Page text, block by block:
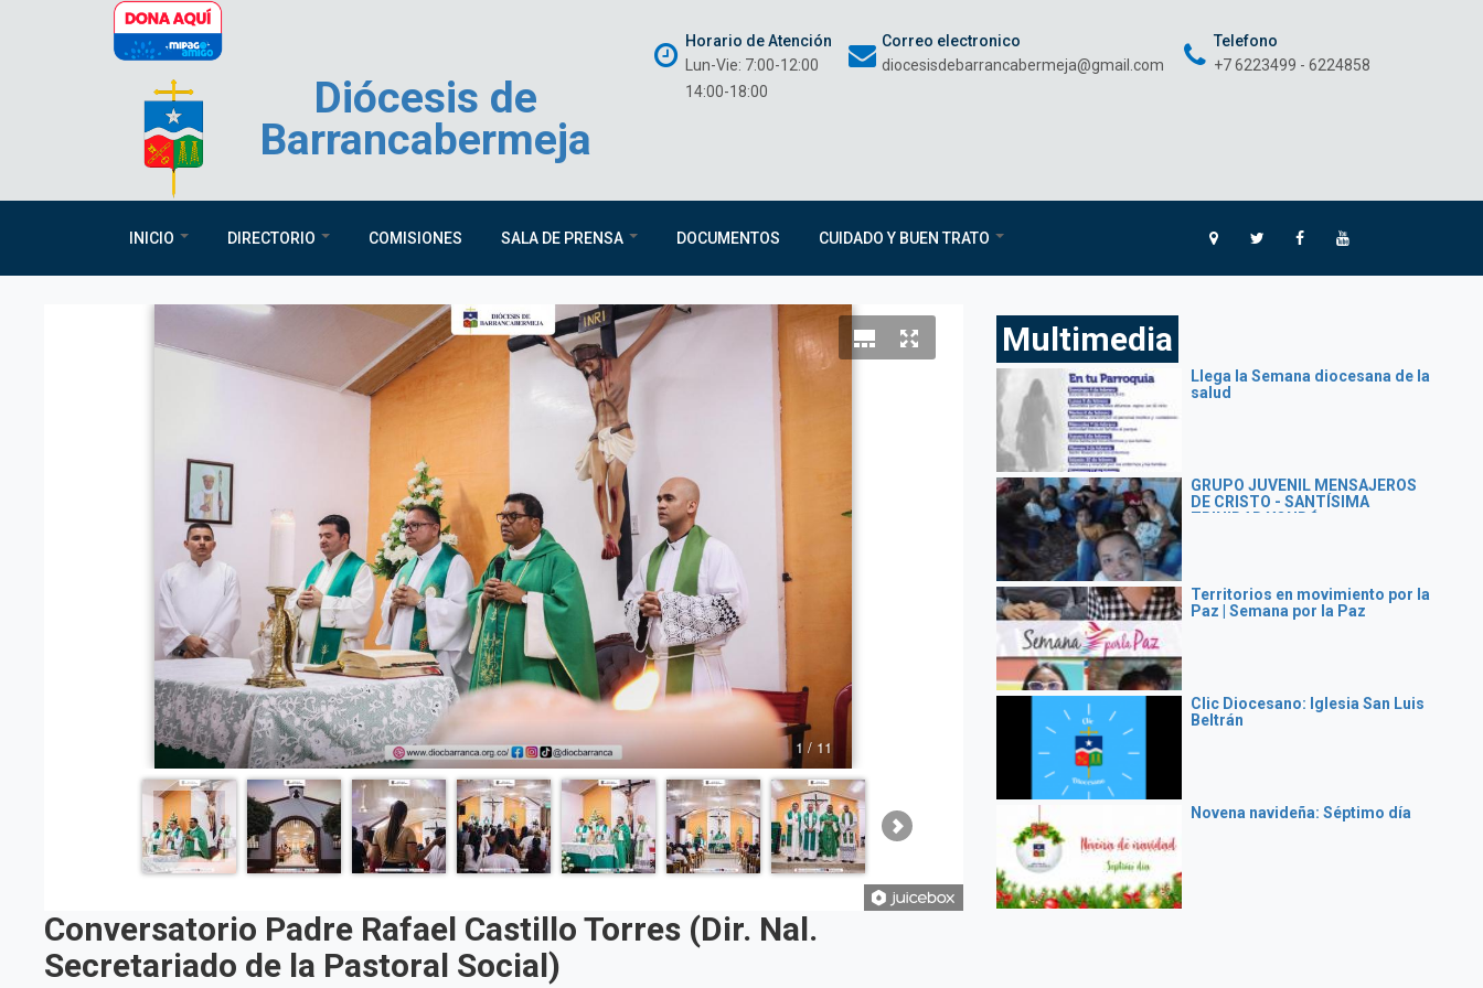
Pasar al contenido principal
Diócesis de
Barrancabermeja
Horario de Atención
Lun-Vie: 7:00-12:00
14:00-18:00
Correo electronico
diocesisdebarrancabermeja@gmail.com
Telefono
+7 6223499 - 6224858
INICIO DIRECTORIO COMISIONES SALA DE PRENSA DOCUMENTOS CUIDADO Y BUEN TRATO
1 / 11
Conversatorio Padre Rafael Castillo Torres (Dir. Nal.
Secretariado de la Pastoral Social)
Multimedia
Llega la Semana diocesana de la
salud
GRUPO JUVENIL MENSAJEROS
DE CRISTO - SANTÍSIMA
TRINIDAD YONDÓ
Territorios en movimiento por la
Paz | Semana por la Paz
Clic Diocesano: Iglesia San Luis
Beltrán
Novena navideña: Séptimo día